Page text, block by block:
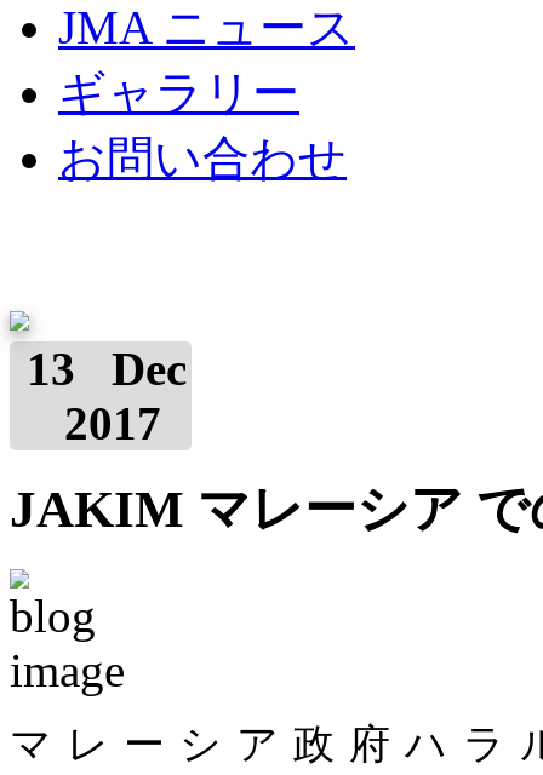
JMA ニュース
ギャラリー
お問い合わせ
13 Dec
2017
JAKIM マレーシア で
マレーシア政府ハラ